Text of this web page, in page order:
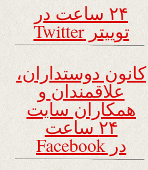
۲۴ ساعت در
توییتر Twitter
کانون دوستداران،
علاقمندان و
همکاران سایت
۲۴ ساعت
در Facebook